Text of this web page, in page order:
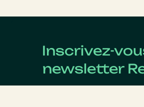
Inscrivez-
newsletter